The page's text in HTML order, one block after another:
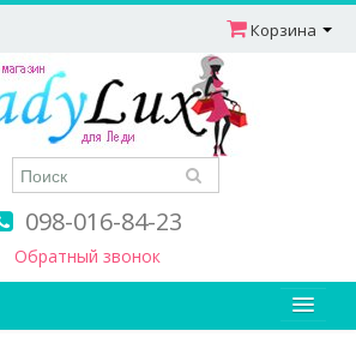
098-016-84-23
Обратный звонок
Корзина